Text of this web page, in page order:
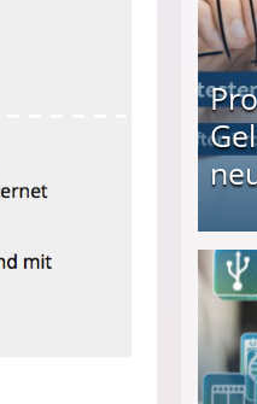
Geld verdienen ↻